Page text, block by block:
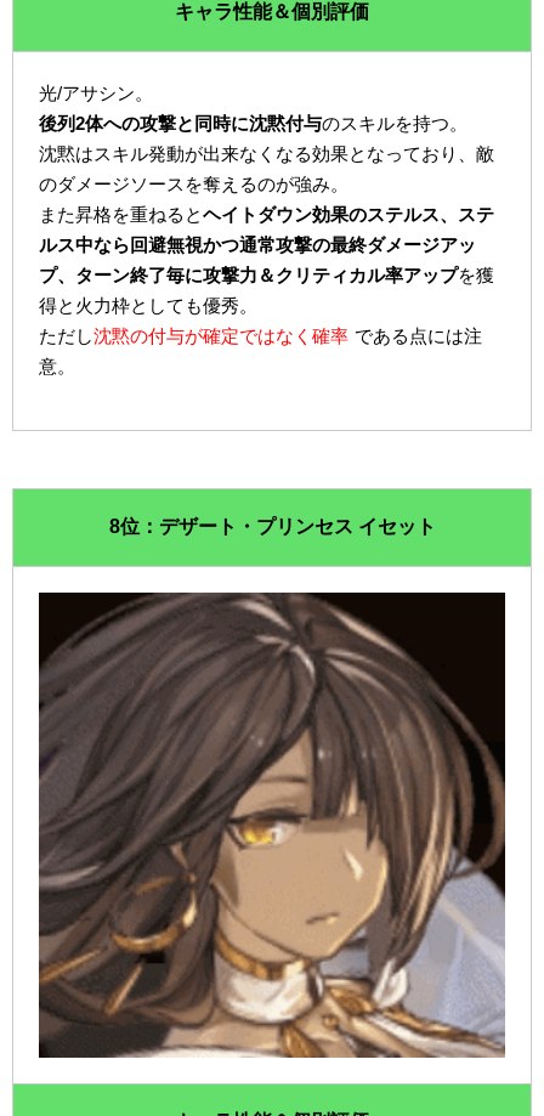
キャラ性能＆個別評価
光/アサシン。
後列2体への攻撃と同時に沈黙付与のスキルを持つ。
沈黙はスキル発動が出来なくなる効果となっており、敵
のダメージソースを奪えるのが強み。
また昇格を重ねるとヘイトダウン効果のステルス、ステ
ルス中なら回避無視かつ通常攻撃の最終ダメージアッ
プ、ターン終了毎に攻撃力＆クリティカル率アップを獲
得と火力枠としても優秀。
ただし沈黙の付与が確定ではなく確率 である点には注
意。
8位：デザート・プリンセス イセット